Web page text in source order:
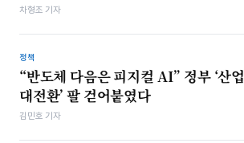
차형조 기자
정책
“반도체 다음은 피지컬 AI” 정부 ‘산업
대전환’ 팔 걷어붙였다
김민호 기자